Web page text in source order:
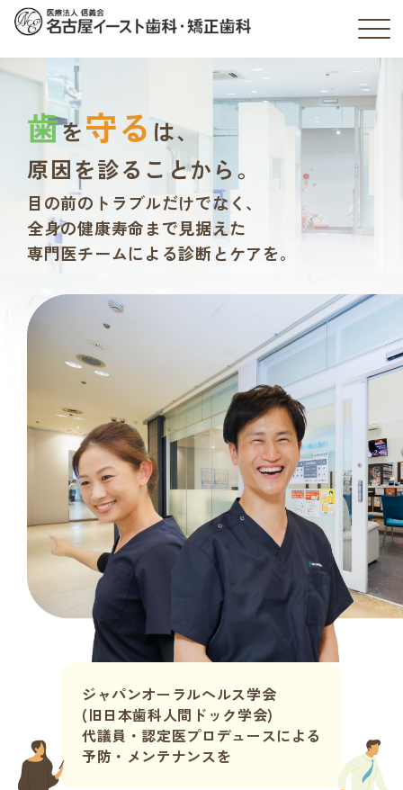
歯を守る は、
原因を診ることから。
目の前のトラブルだけでなく、
全身の健康寿命まで見据えた
専門医チームによる診断とケアを。
ジャパンオーラルヘルス学会
(旧日本歯科人間ドック学会)
代議員・認定医プロデュースによる
予防・メンテナンスを